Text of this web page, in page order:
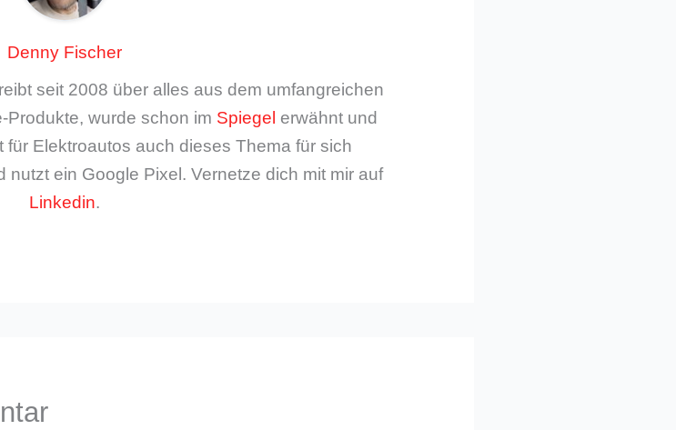
Denny Fischer
seit 2008 über alles aus dem umfangreichen
wurde schon im Spiegel erwähnt und
für Elektroautos auch dieses Thema für sich
nutzt ein Google Pixel. Vernetze dich mit mir auf
Linkedin.